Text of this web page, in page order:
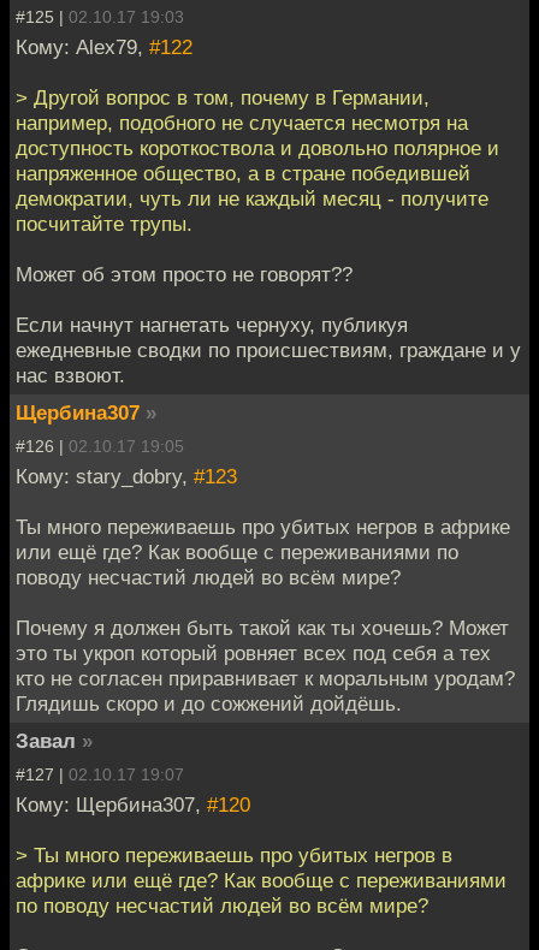
#125 | 02.10.17 19:03
Кому: Alex79, #122
> Другой вопрос в том, почему в Германии,
например, подобного не случается несмотря на
доступность короткоствола и довольно полярное и
напряженное общество, а в стране победившей
демократии, чуть ли не каждый месяц - получите
посчитайте трупы.
Может об этом просто не говорят??
Если начнут нагнетать чернуху, публикуя
ежедневные сводки по происшествиям, граждане и у
нас взвоют.
Щербина307 »
#126 | 02.10.17 19:05
Кому: stary_dobry, #123
Ты много переживаешь про убитых негров в африке
или ещё где? Как вообще с переживаниями по
поводу несчастий людей во всём мире?
Почему я должен быть такой как ты хочешь? Может
это ты укроп который ровняет всех под себя а тех
кто не согласен приравнивает к моральным уродам?
Глядишь скоро и до сожжений дойдёшь.
Завал »
#127 | 02.10.17 19:07
Кому: Щербина307, #120
> Ты много переживаешь про убитых негров в
африке или ещё где? Как вообще с переживаниями
по поводу несчастий людей во всём мире?